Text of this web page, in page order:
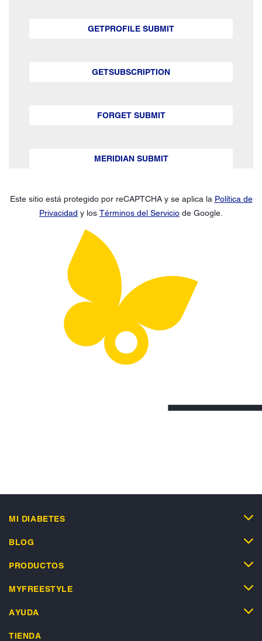
GETPROFILE SUBMIT
GETSUBSCRIPTION
FORGET SUBMIT
MERIDIAN SUBMIT
Este sitio está protegido por reCAPTCHA y se aplica la Política de
Privacidad y los Términos del Servicio de Google.
MI DIABETES
BLOG
PRODUCTOS
MYFREESTYLE
AYUDA
TIENDA